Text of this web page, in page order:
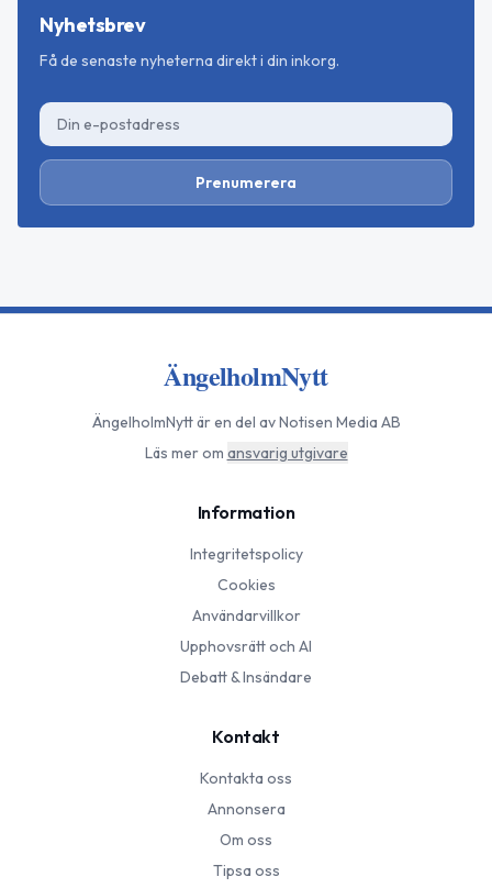
Nyhetsbrev
Få de senaste nyheterna direkt i din inkorg.
Prenumerera
ÄngelholmNytt
ÄngelholmNyttär en del av Notisen Media AB
Läs mer om ansvarig utgivare
Information
Integritetspolicy
Cookies
Användarvillkor
Upphovsrätt och AI
Debatt & Insändare
Kontakt
Kontakta oss
Annonsera
Om oss
Tipsa oss